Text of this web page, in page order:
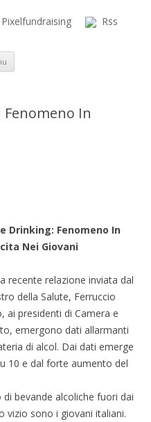
Blog
Pixelfundraising Rss
Vai al contenuto
In
Drinking: Fenomeno In
Nei Giovani
recente relazione inviata dal
della Salute, Ferruccio
ai presidenti di Camera e
emergono dati allarmanti
di alcol. Dai dati emerge
10 e dal forte aumento del
di bevande alcoliche fuori dai
vizio sono i giovani italiani.